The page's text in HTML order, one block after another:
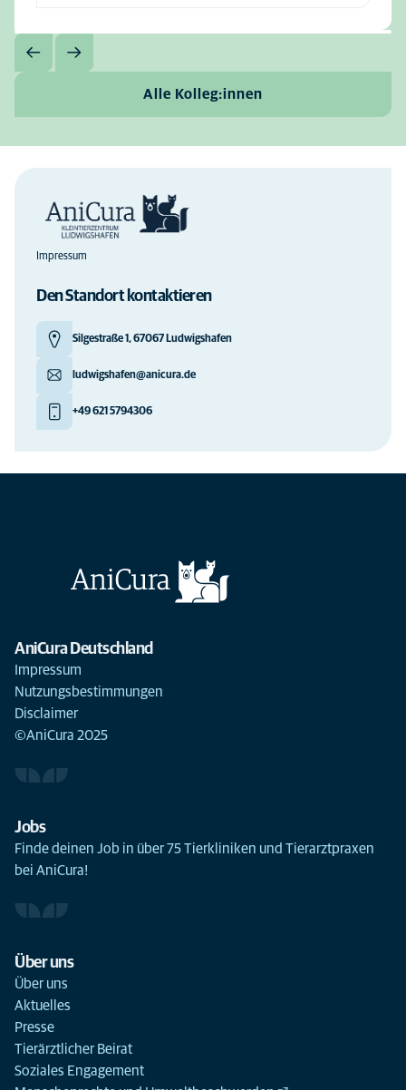
Alle Kolleg:innen
Impressum
Den Standort kontaktieren
Silgestraße 1, 67067 Ludwigshafen
ludwigshafen@anicura.de
+49 621 5794306
AniCura Deutschland
Impressum
Nutzungsbestimmungen
Disclaimer
©AniCura 2025
Jobs
Finde deinen Job in über 75 Tierkliniken und Tierarztpraxen
bei AniCura!
Über uns
Über uns
Aktuelles
Presse
Tierärztlicher Beirat
Soziales Engagement